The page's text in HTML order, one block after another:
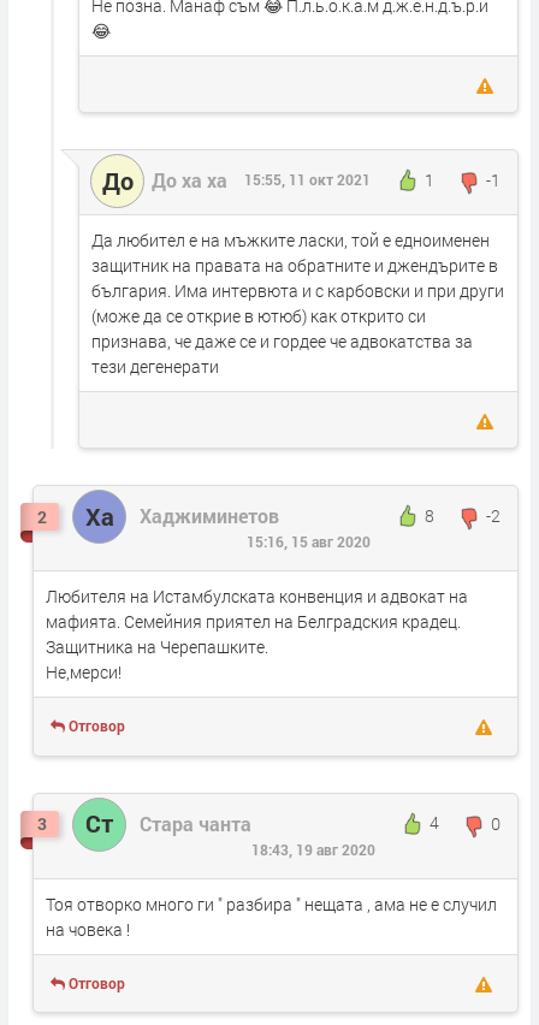
Не позна. Манаф съм 😂 П.л.ь.о.к.а.м д.ж.е.н.д.ъ.р.и
😂
До До ха ха 1 -1
15:55, 11 окт 2021
Да любител е на мъжките ласки, той е едноименен
защитник на правата на обратните и джендърите в
българия. Има интервюта и с карбовски и при други
(може да се открие в ютюб) как открито си
признава, че даже се и гордее че адвокатства за
тези дегенерати
2 Ха Хаджиминетов 8 -2
15:16, 15 авг 2020
Любителя на Истамбулската конвенция и адвокат на
мафията. Семейния приятел на Белградския крадец.
Защитника на Черепашките.
Не,мерси!
Отговор
3 Ст Стара чанта 4 0
18:43, 19 авг 2020
Тоя отворко много ги " разбира " нещата , ама не е случил
на човека !
Отговор